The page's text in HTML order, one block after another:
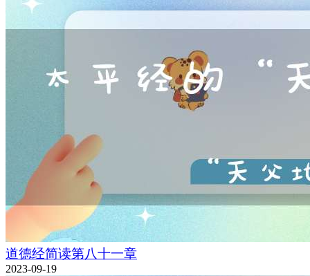
道德经简读第八十一章
2023-09-19